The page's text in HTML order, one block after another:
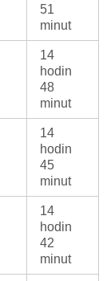
51
minut
14
hodin
48
minut
14
hodin
45
minut
14
hodin
42
minut